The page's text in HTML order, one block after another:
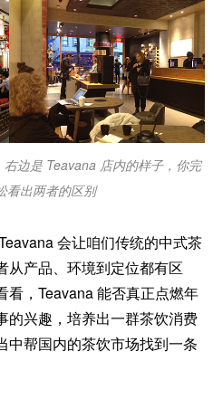
边是 Teavana 店内的样子，你完
看出两者的区别
会让咱们传统的中式茶
从产品、环境到定位都有区
看，Teavana 能否真正点燃年
的兴趣，培养出一群茶饮消费
中帮国内的茶饮市场找到一条